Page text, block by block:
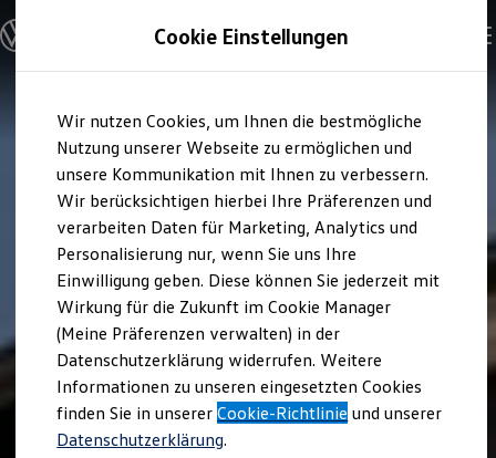
Hauptinhalt
springen
Footer
springen
Modelle & Konfigurator
Nutzfahrzeugkategorien entdecken
Modelle konfigurieren
Vorgängermodelle und Oldtimer
Vorgängermodelle
Oldtimer
Bulli Historie
Branchenlösungen & Gewerbekunden
Umbaulösungen und Hersteller finden
Auf- und Umbauten entdecken & konfigurieren
Groß- und Sonderkunden
Großkunden
Kommunen & Behörden
Journalisten
Sportvereine
Branchenlösungen
Bau & Handwerk
Gewerbliche Personenbeförderung
Service & mobile Werkstätten
Kurier, Logistik & Handel
Cookie Einstellungen
Wir nutzen Cookies, um Ihnen die bestmögliche
Nutzung unserer Webseite zu ermöglichen und
unsere Kommunikation mit Ihnen zu verbessern.
Wir berücksichtigen hierbei Ihre Präferenzen und
verarbeiten Daten für Marketing, Analytics und
Personalisierung nur, wenn Sie uns Ihre
Einwilligung geben. Diese können Sie jederzeit mit
Wirkung für die Zukunft im Cookie Manager
(Meine Präferenzen verwalten) in der
Datenschutzerklärung widerrufen. Weitere
Informationen zu unseren eingesetzten Cookies
finden Sie in unsererCookie-Richtlinie und unserer
Datenschutzerklärung.